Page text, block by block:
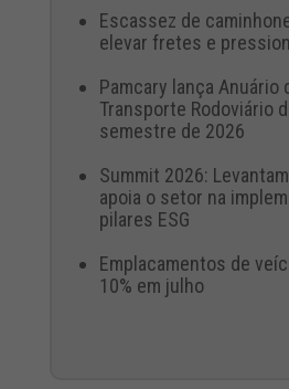
Escassez de
elevar fretes e
Pamcary lança Anuário
Transporte Rodoviário
semestre de 2026
Summit 2026:
apoia o setor na
pilares ESG
Emplacamentos de
10% em julho